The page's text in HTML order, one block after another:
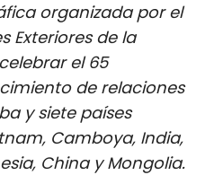
- ENTRETENIMIENTO
organizada por el
Exteriores de la
el 65
de relaciones
y siete países
Camboya, India,
China y Mongolia.